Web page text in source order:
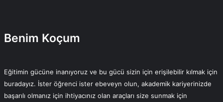
Benim Koçum
Eğitimin gücüne inanıyoruz ve bu gücü sizin için erişilebilir kılmak için
buradayız. İster öğrenci ister ebeveyn olun, akademik kariyerinizde
başarılı olmanız için ihtiyacınız olan araçları size sunmak için